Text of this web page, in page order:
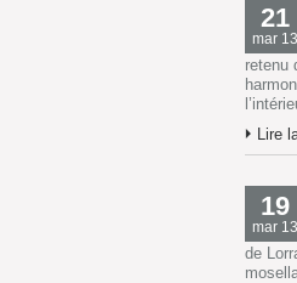
21
mar 13
retenu
Lire
19
mar 13
de